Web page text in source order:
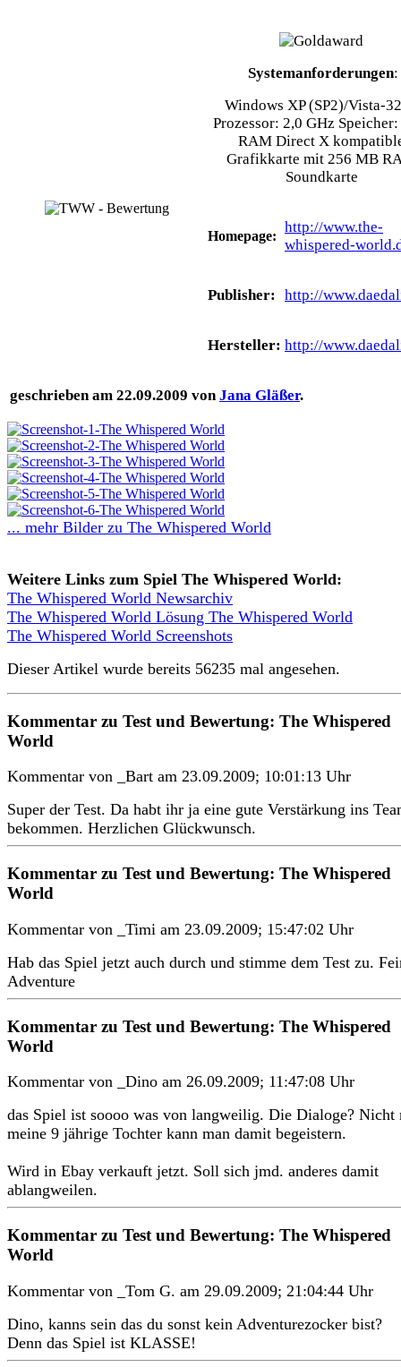
Systemanforderungen:
Windows XP (SP2)/Vista-
Prozessor: 2,0 GHz
RAM Direct X
Grafikkarte mit 256 MB
Soundkarte
Homepage:
http://www.the-
whispered-
Publisher: http://
Hersteller: http://
geschrieben am 22.09.2009 vonJana Gläßer.
... mehr Bilder zu The Whispered World
Weitere Links zum Spiel The Whispered World:
The Whispered World Newsarchiv
The Whispered World Lösung The Whispered World
The Whispered World Screenshots
Dieser Artikel wurde bereits 56235 mal angesehen.
Kommentar zu Test und Bewertung: The Whispered
World
Kommentar von _Bart am 23.09.2009; 10:01:13 Uhr
Super der Test. Da habt ihr ja eine gute Verstärkung ins
bekommen. Herzlichen Glückwunsch.
Kommentar zu Test und Bewertung: The Whispered
World
Kommentar von _Timi am 23.09.2009; 15:47:02 Uhr
Hab das Spiel jetzt auch durch und stimme dem Test zu.
Adventure
Kommentar zu Test und Bewertung: The Whispered
World
Kommentar von _Dino am 26.09.2009; 11:47:08 Uhr
das Spiel ist soooo was von langweilig. Die Dialoge? Nicht
meine 9 jährige Tochter kann man damit begeistern.
Wird in Ebay verkauft jetzt. Soll sich jmd. anderes damit
ablangweilen.
Kommentar zu Test und Bewertung: The Whispered
World
Kommentar von _Tom G. am 29.09.2009; 21:04:44 Uhr
Dino, kanns sein das du sonst kein Adventurezocker bist?
Denn das Spiel ist KLASSE!